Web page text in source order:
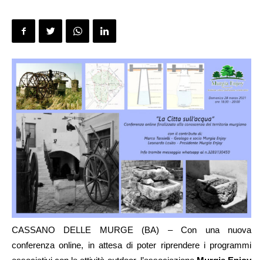
CASSANO DELLE MURGE (BA) – Con una nuova
conferenza online, in attesa di poter riprendere i programmi